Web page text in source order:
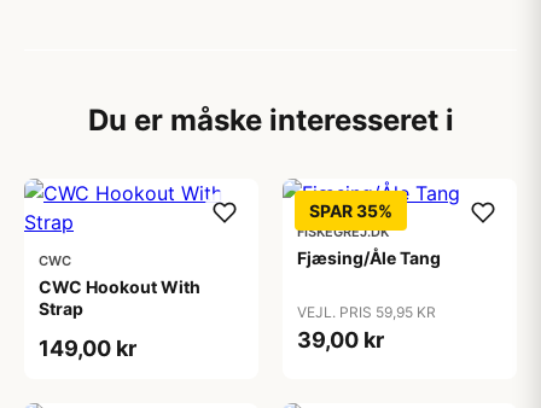
Du er måske interesseret i
CWC
CWC Hookout With
Strap
149,00 kr
SPAR 35%
FISKEGREJ.DK
Fjæsing/Åle Tang
VEJL. PRIS 59,95 KR
39,00 kr